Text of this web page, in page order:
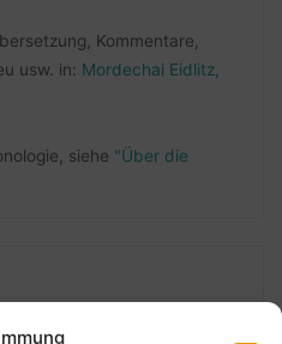
Kommentare,
usw. in: Mordechai Eidlitz,
siehe "Über die